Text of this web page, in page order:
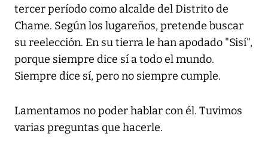
tercer período como alcalde del Distrito de
Chame. Según los lugareños, pretende buscar
su reelección. En su tierra le han apodado "Sisí",
porque siempre dice sí a todo el mundo.
Siempre dice sí, pero no siempre cumple.
Lamentamos no poder hablar con él. Tuvimos
varias preguntas que hacerle.